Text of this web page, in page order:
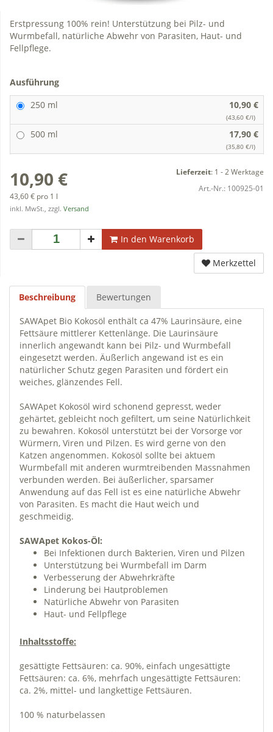
Erstpressung 100% rein! Unterstützung bei Pilz- und
Wurmbefall, natürliche Abwehr von Parasiten, Haut- und
Fellpflege.
Ausführung
250 ml
10,90 €
(43,60 €/l)
500 ml 17,90 €
(35,80 €/l)
10,90 €
43,60 € pro 1 l
inkl. MwSt., zzgl. Versand
Lieferzeit: 1 - 2 Werktage
Art.-Nr.: 100925-01
In den Warenkorb
Merkzettel
Beschreibung Bewertungen
SAWApet Bio Kokosöl enthält ca 47% Laurinsäure, eine
Fettsäure mittlerer Kettenlänge. Die Laurinsäure
innerlich angewandt kann bei Pilz- und Wurmbefall
eingesetzt werden. Äußerlich angewand ist es ein
natürlicher Schutz gegen Parasiten und fördert ein
weiches, glänzendes Fell.
SAWApet Kokosöl wird schonend gepresst, weder
gehärtet, gebleicht noch gefiltert, um seine Natürlichkeit
zu bewahren. Kokosöl unterstützt bei der Vorsorge vor
Würmern, Viren und Pilzen. Es wird gerne von den
Katzen angenommen. Kokosöl sollte bei aktuem
Wurmbefall mit anderen wurmtreibenden Massnahmen
verbunden werden. Bei äußerlicher, sparsamer
Anwendung auf das Fell ist es eine natürliche Abwehr
von Parasiten. Es macht die Haut weich und
geschmeidig.
SAWApet Kokos-Öl:
Bei Infektionen durch Bakterien, Viren und Pilzen
Unterstützung bei Wurmbefall im Darm
Verbesserung der Abwehrkräfte
Linderung bei Hautproblemen
Natürliche Abwehr von Parasiten
Haut- und Fellpflege
Inhaltsstoffe:
gesättigte Fettsäuren: ca. 90%, einfach ungesättigte
Fettsäuren: ca. 6%, mehrfach ungesättigte Fettsäuren:
ca. 2%, mittel- und langkettige Fettsäuren.
100 % naturbelassen